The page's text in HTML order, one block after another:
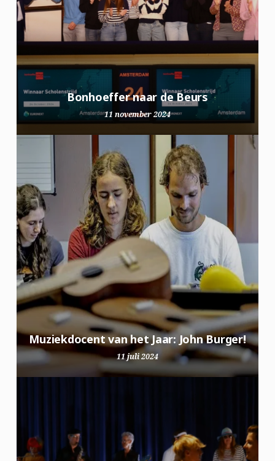
Bonhoeffer naar de Beurs
11 november 2024
Muziekdocent van het Jaar: John Burger!
11 juli 2024